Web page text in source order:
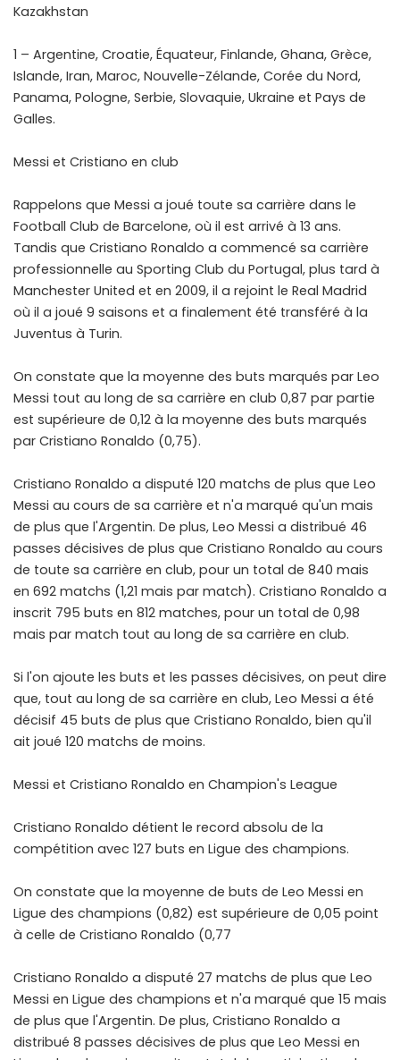
Kazakhstan
1 – Argentine, Croatie, Équateur, Finlande, Ghana, Grèce,
Islande, Iran, Maroc, Nouvelle-Zélande, Corée du Nord,
Panama, Pologne, Serbie, Slovaquie, Ukraine et Pays de
Galles.
Messi et Cristiano en club
Rappelons que Messi a joué toute sa carrière dans le
Football Club de Barcelone, où il est arrivé à 13 ans.
Tandis que Cristiano Ronaldo a commencé sa carrière
professionnelle au Sporting Club du Portugal, plus tard à
Manchester United et en 2009, il a rejoint le Real Madrid
où il a joué 9 saisons et a finalement été transféré à la
Juventus à Turin.
On constate que la moyenne des buts marqués par Leo
Messi tout au long de sa carrière en club 0,87 par partie
est supérieure de 0,12 à la moyenne des buts marqués
par Cristiano Ronaldo (0,75).
Cristiano Ronaldo a disputé 120 matchs de plus que Leo
Messi au cours de sa carrière et n'a marqué qu'un mais
de plus que l'Argentin. De plus, Leo Messi a distribué 46
passes décisives de plus que Cristiano Ronaldo au cours
de toute sa carrière en club, pour un total de 840 mais
en 692 matchs (1,21 mais par match). Cristiano Ronaldo a
inscrit 795 buts en 812 matches, pour un total de 0,98
mais par match tout au long de sa carrière en club.
Si l'on ajoute les buts et les passes décisives, on peut dire
que, tout au long de sa carrière en club, Leo Messi a été
décisif 45 buts de plus que Cristiano Ronaldo, bien qu'il
ait joué 120 matchs de moins.
Messi et Cristiano Ronaldo en Champion's League
Cristiano Ronaldo détient le record absolu de la
compétition avec 127 buts en Ligue des champions.
On constate que la moyenne de buts de Leo Messi en
Ligue des champions (0,82) est supérieure de 0,05 point
à celle de Cristiano Ronaldo (0,77
Cristiano Ronaldo a disputé 27 matchs de plus que Leo
Messi en Ligue des champions et n'a marqué que 15 mais
de plus que l'Argentin. De plus, Cristiano Ronaldo a
distribué 8 passes décisives de plus que Leo Messi en